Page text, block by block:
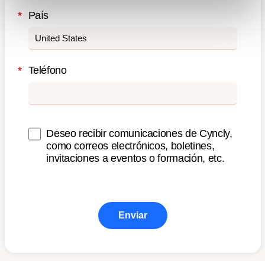
* País
* Teléfono
Deseo recibir comunicaciones de Cyncly,
como correos electrónicos, boletines,
invitaciones a eventos o formación, etc.
Enviar